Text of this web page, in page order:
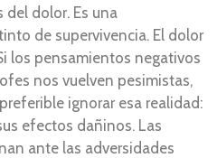
dolor. Es una
de supervivencia. El dolor
los pensamientos negativos
nos vuelven pesimistas,
ignorar esa realidad:
efectos dañinos. Las
ante las adversidades